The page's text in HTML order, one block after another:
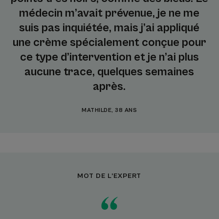
médecin m’avait prévenue, je ne me
suis pas inquiétée, mais j’ai appliqué
une crème spécialement conçue pour
ce type d’intervention et je n’ai plus
aucune trace, quelques semaines
après.
MATHILDE, 38 ANS
MOT DE L’EXPERT